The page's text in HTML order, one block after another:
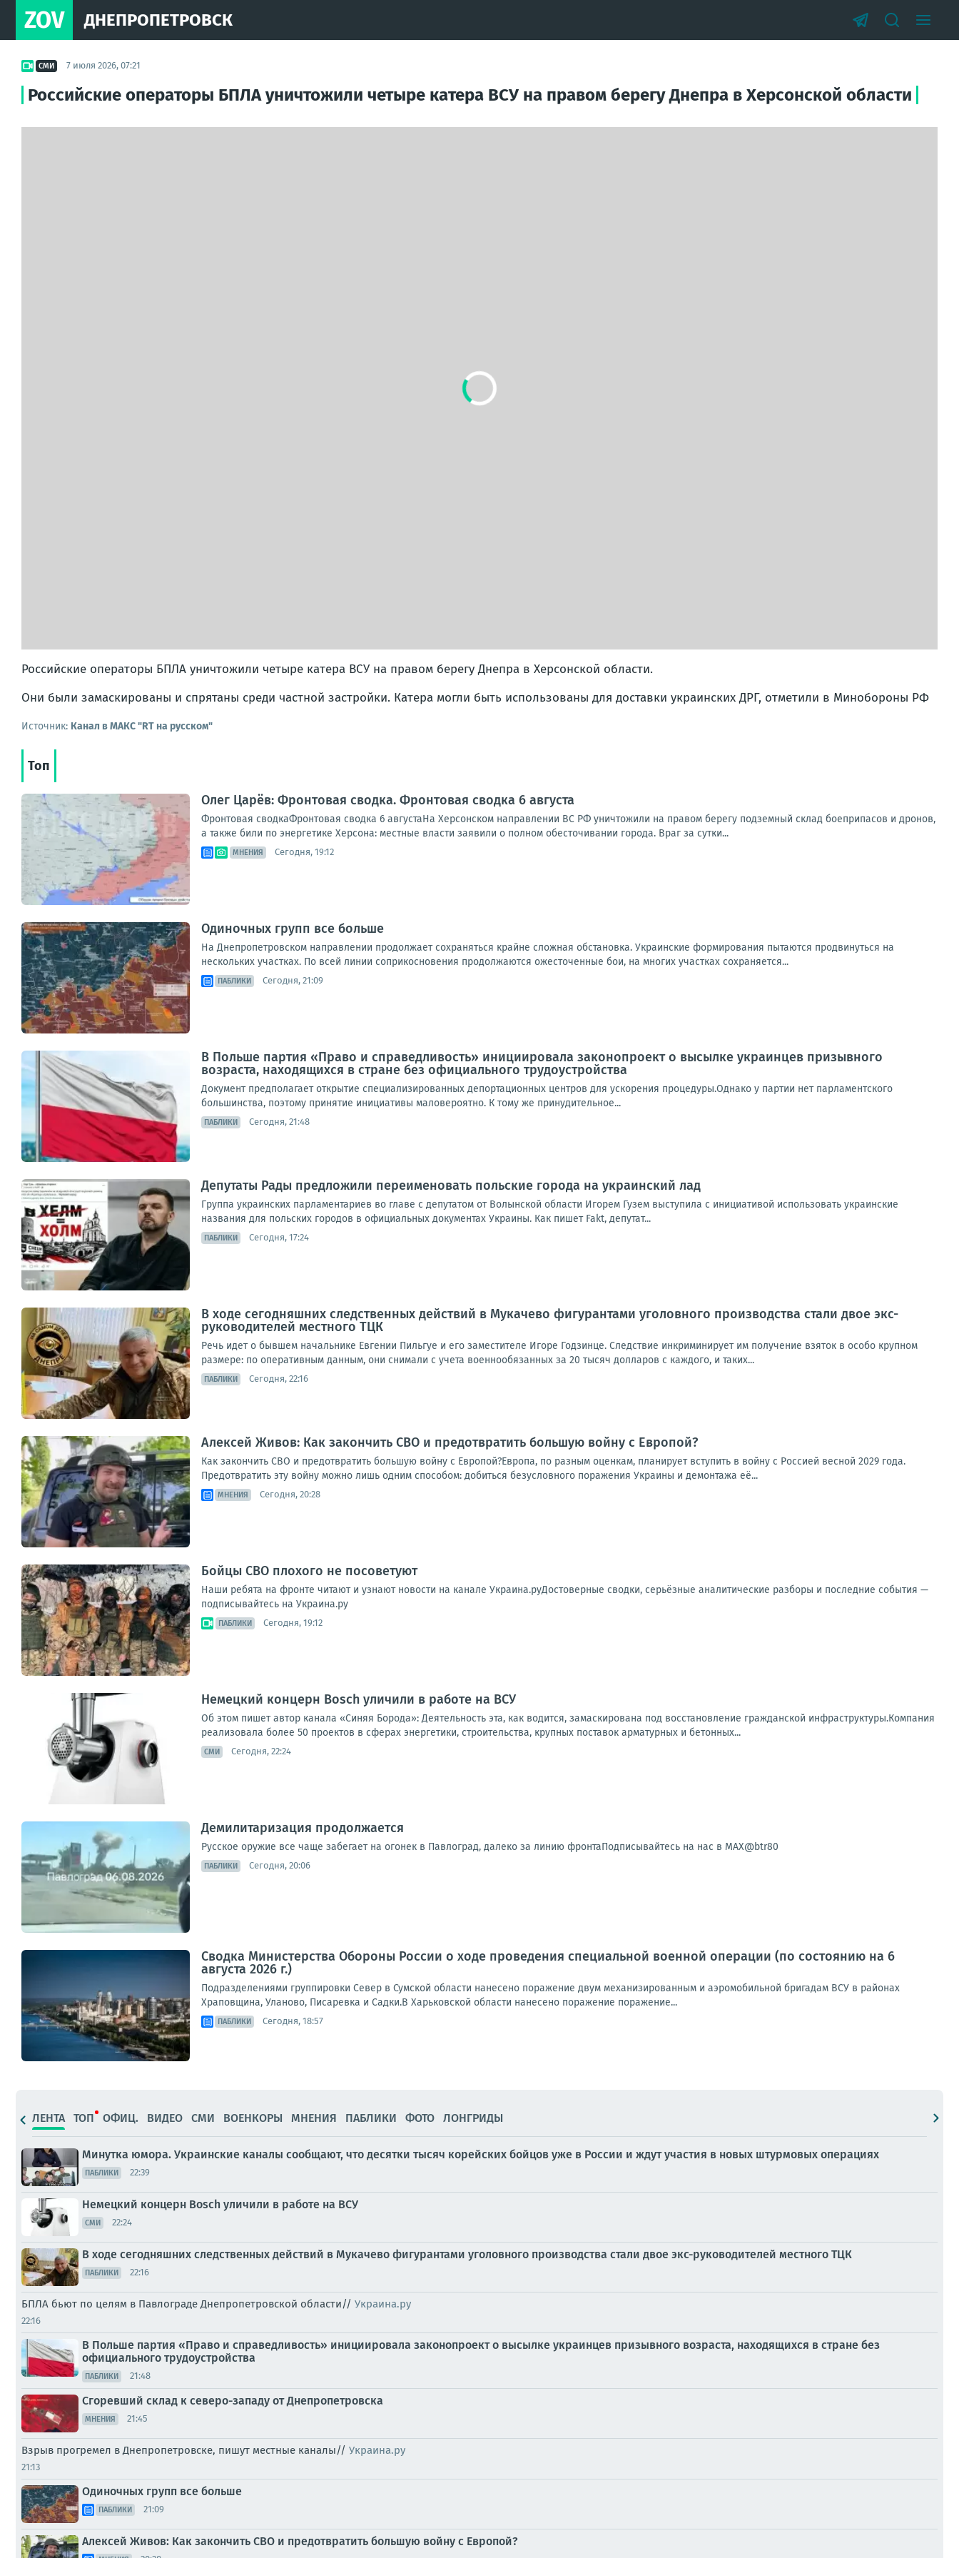
ZOV ДНЕПРОПЕТРОВСК
СМИ 7 июля 2026, 07:21
Российские операторы БПЛА уничтожили четыре катера ВСУ на правом берегу Днепра в Херсонской области
Российские операторы БПЛА уничтожили четыре катера ВСУ на правом берегу Днепра в Херсонской области.
Они были замаскированы и спрятаны среди частной застройки. Катера могли быть использованы для доставки украинских ДРГ, отметили в Минобороны РФ
Источник: Канал в МАКС "RT на русском"
Топ
Олег Царёв: Фронтовая сводка. Фронтовая сводка 6 августа
Фронтовая сводкаФронтовая сводка 6 августаНа Херсонском направлении ВС РФ уничтожили на правом берегу подземный склад боеприпасов и дронов,
а также били по энергетике Херсона: местные власти заявили о полном обесточивании города. Враг за сутки...
МНЕНИЯ Сегодня, 19:12
Одиночных групп все больше
На Днепропетровском направлении продолжает сохраняться крайне сложная обстановка. Украинские формирования пытаются продвинуться на
нескольких участках. По всей линии соприкосновения продолжаются ожесточенные бои, на многих участках сохраняется...
ПАБЛИКИ Сегодня, 21:09
В Польше партия «Право и справедливость» инициировала законопроект о высылке украинцев призывного
возраста, находящихся в стране без официального трудоустройства
Документ предполагает открытие специализированных депортационных центров для ускорения процедуры.Однако у партии нет парламентского
большинства, поэтому принятие инициативы маловероятно. К тому же принудительное...
ПАБЛИКИ Сегодня, 21:48
Депутаты Рады предложили переименовать польские города на украинский лад
Группа украинских парламентариев во главе с депутатом от Волынской области Игорем Гузем выступила с инициативой использовать украинские
названия для польских городов в официальных документах Украины. Как пишет Fakt, депутат...
ПАБЛИКИ Сегодня, 17:24
В ходе сегодняшних следственных действий в Мукачево фигурантами уголовного производства стали двое экс-
руководителей местного ТЦК
Речь идет о бывшем начальнике Евгении Пильгуе и его заместителе Игоре Годзинце. Следствие инкриминирует им получение взяток в особо крупном
размере: по оперативным данным, они снимали с учета военнообязанных за 20 тысяч долларов с каждого, и таких...
ПАБЛИКИ Сегодня, 22:16
Алексей Живов: Как закончить СВО и предотвратить большую войну с Европой?
Как закончить СВО и предотвратить большую войну с Европой?Европа, по разным оценкам, планирует вступить в войну с Россией весной 2029 года.
Предотвратить эту войну можно лишь одним способом: добиться безусловного поражения Украины и демонтажа её...
МНЕНИЯ Сегодня, 20:28
Бойцы СВО плохого не посоветуют
Наши ребята на фронте читают и узнают новости на канале Украина.руДостоверные сводки, серьёзные аналитические разборы и последние события —
подписывайтесь на Украина.ру
ПАБЛИКИ Сегодня, 19:12
Немецкий концерн Bosch уличили в работе на ВСУ
Об этом пишет автор канала «Синяя Борода»: Деятельность эта, как водится, замаскирована под восстановление гражданской инфраструктуры.Компания
реализовала более 50 проектов в сферах энергетики, строительства, крупных поставок арматурных и бетонных...
СМИ Сегодня, 22:24
Демилитаризация продолжается
Русское оружие все чаще забегает на огонек в Павлоград, далеко за линию фронтаПодписывайтесь на нас в MAX@btr80
ПАБЛИКИ Сегодня, 20:06
Сводка Министерства Обороны России о ходе проведения специальной военной операции (по состоянию на 6
августа 2026 г.)
Подразделениями группировки Север в Сумской области нанесено поражение двум механизированным и аэромобильной бригадам ВСУ в районах
Храповщина, Уланово, Писаревка и Садки.В Харьковской области нанесено поражение поражение...
ПАБЛИКИ Сегодня, 18:57
ЛЕНТА ТОП ОФИЦ. ВИДЕО СМИ ВОЕНКОРЫ МНЕНИЯ ПАБЛИКИ ФОТО ЛОНГРИДЫ
Минутка юмора. Украинские каналы сообщают, что десятки тысяч корейских бойцов уже в России и ждут участия в новых штурмовых операциях
ПАБЛИКИ 22:39
Немецкий концерн Bosch уличили в работе на ВСУ
СМИ 22:24
В ходе сегодняшних следственных действий в Мукачево фигурантами уголовного производства стали двое экс-руководителей местного ТЦК
ПАБЛИКИ 22:16
БПЛА бьют по целям в Павлограде Днепропетровской области// Украина.ру
22:16
В Польше партия «Право и справедливость» инициировала законопроект о высылке украинцев призывного возраста, находящихся в стране без
официального трудоустройства
ПАБЛИКИ 21:48
Сгоревший склад к северо-западу от Днепропетровска
МНЕНИЯ 21:45
Взрыв прогремел в Днепропетровске, пишут местные каналы// Украина.ру
21:13
Одиночных групп все больше
ПАБЛИКИ 21:09
Алексей Живов: Как закончить СВО и предотвратить большую войну с Европой?